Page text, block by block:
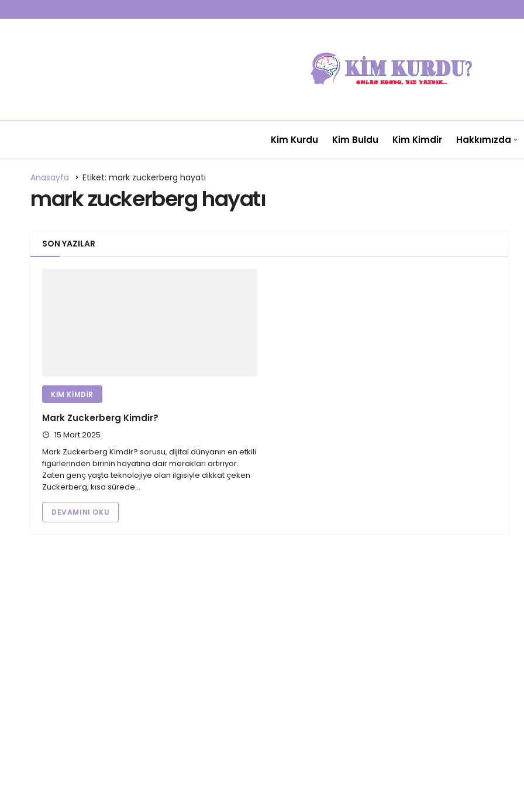
Kim Kurdu Kim Buldu Kim Kimdir Hakkımızda
Anasayfa Etiket: mark zuckerberg hayatı
mark zuckerberg hayatı
SON YAZILAR
KIM KIMDIR
Mark Zuckerberg Kimdir?
15 Mart 2025
Mark Zuckerberg Kimdir? sorusu, dijital dünyanın en etkili
figürlerinden birinin hayatına dair merakları artırıyor.
Zaten genç yaşta teknolojiye olan ilgisiyle dikkat çeken
Zuckerberg, kısa sürede…
DEVAMINI OKU